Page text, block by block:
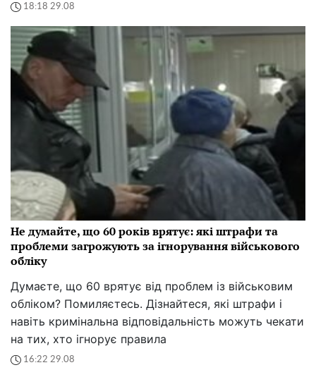
18:18 29.08
Не думайте, що 60 років врятує: які штрафи та
проблеми загрожують за ігнорування військового
обліку
Думаєте, що 60 врятує від проблем із військовим
обліком? Помиляєтесь. Дізнайтеся, які штрафи і
навіть кримінальна відповідальність можуть чекати
на тих, хто ігнорує правила
16:22 29.08